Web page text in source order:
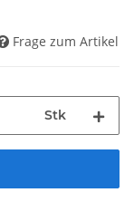
Frage zum Artikel
Stk